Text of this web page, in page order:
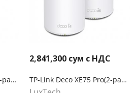
TP-Link Deco XE75 Pro(1-pack) Трехдиапазонный Mesh-модуль Wi-Fi 6E AXE5400
2,841,300 сум с НДС
TP-Link Deco XE75 Pro(2-pack) AXE5400 Трехдиапазонная Mesh-система Wi-Fi 6E